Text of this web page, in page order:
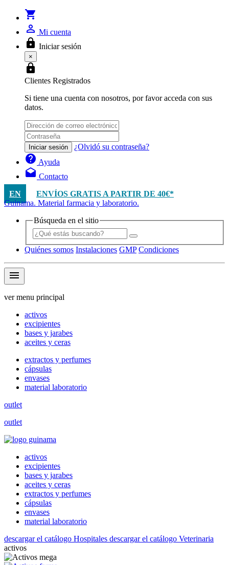
shopping_cart
person_outline Mi cuenta
lock Iniciar sesión
×
lock
Clientes Registrados
Si tiene una cuenta con nosotros, por favor acceda con sus
datos.
Iniciar sesión ¿Olvidó su contraseña?
help Ayuda
drafts Contacto
EN
ENVÍOS GRATIS A PARTIR DE 40€*
Guinama. Material farmacia y laboratorio.
Búsqueda en el sitio
Quiénes somos Instalaciones GMP Condiciones
menu
ver menu principal
activos
excipientes
bases y jarabes
aceites y ceras
extractos y perfumes
cápsulas
envases
material laboratorio
outlet
outlet
activos
excipientes
bases y jarabes
aceites y ceras
extractos y perfumes
cápsulas
envases
material laboratorio
descargar el catálogo Hospitales descargar el catálogo Veterinaria
activos